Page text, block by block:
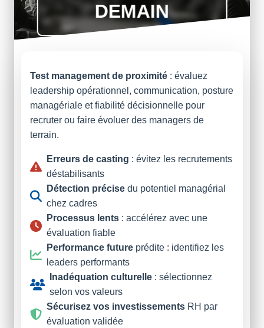
DEMAIN
Test management de proximité : évaluez
leadership opérationnel, communication, posture
managériale et fiabilité décisionnelle pour
recruter ou faire évoluer des managers de
terrain.
Erreurs de casting : évitez les recrutements
déstabilisants
Détection précise du potentiel managérial
chez cadres
Processus lents : accélérez avec une
évaluation fiable
Performance future prédite : identifiez les
leaders performants
Inadéquation culturelle : sélectionnez
selon vos valeurs
Sécurisez vos investissements RH par
évaluation validée